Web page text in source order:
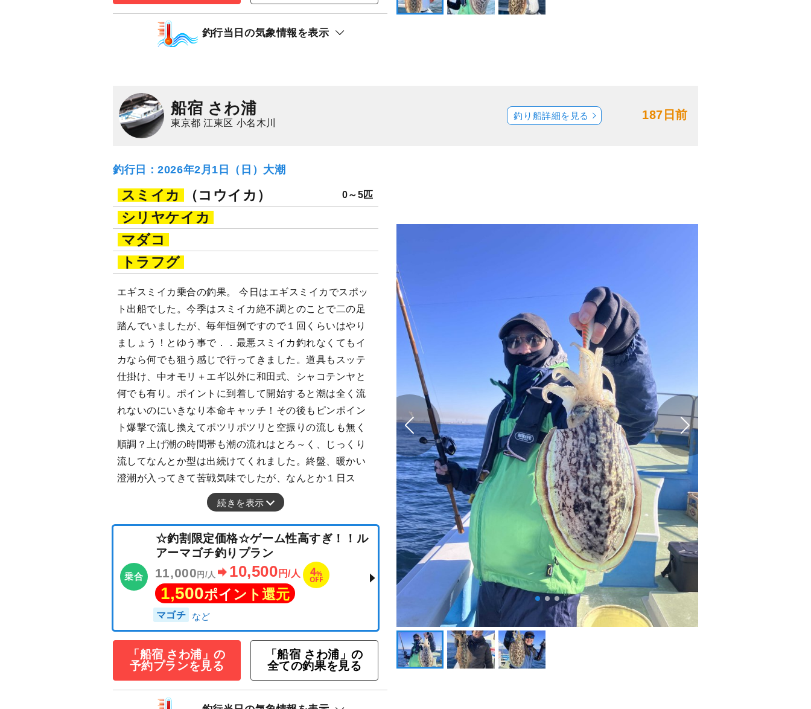
11,000円/人 10,500円/人 4%
1,500ポイント還元
釣行当日の気象情報を表示
船宿 さわ浦
東京都 江東区 小名木川
187日前
釣り船詳細を見る
釣行日：2026年2月1日（日）大潮
スミイカ （コウイカ） 0～5匹
シリヤケイカ
マダコ
トラフグ
エギスミイカ乗合の釣果。 今日はエギスミイカでスポッ
ト出船でした。今季はスミイカ絶不調とのことで二の足
踏んでいましたが、毎年恒例ですので１回くらいはやり
ましょう！とゆう事で．．最悪スミイカ釣れなくてもイ
カなら何でも狙う感じで行ってきました。道具もスッテ
仕掛け、中オモリ＋エギ以外に和田式、シャコテンヤと
何でも有り。ポイントに到着して開始すると潮は全く流
れないのにいきなり本命キャッチ！その後もピンポイン
ト爆撃で流し換えてポツリポツリと空振りの流しも無く
順調？上げ潮の時間帯も潮の流れはとろ～く、じっくり
流してなんとか型は出続けてくれました。終盤、暖かい
澄潮が入ってきて苦戦気味でしたが、なんとか１日ス
続きを表示
「船宿 さわ浦」の
予約プランを見る
「船宿 さわ浦」の
全ての釣果を見る